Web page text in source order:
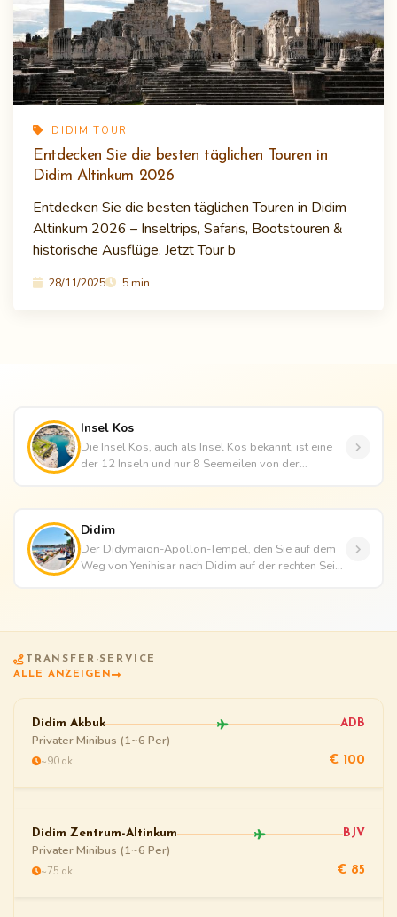
DIDIM TOUR
Entdecken Sie die besten täglichen Touren in
Didim Altinkum 2026
Entdecken Sie die besten täglichen Touren in Didim
Altinkum 2026 – Inseltrips, Safaris, Bootstouren &
historische Ausflüge. Jetzt Tour b
28/11/2025 5 min.
Insel Kos
Die Insel Kos, auch als Insel Kos bekannt, ist eine
der 12 Inseln und nur 8 Seemeilen von der
Didim
Der Didymaion-Apollon-Tempel, den Sie auf dem
Weg von Yenihisar nach Didim auf der rechten Seite
TRANSFER-SERVICE
ALLE ANZEIGEN
Didim Akbuk ADB
Privater Minibus (1~6 Per)
~90 dk € 100
Didim Zentrum-Altinkum BJV
Privater Minibus (1~6 Per)
~75 dk € 85